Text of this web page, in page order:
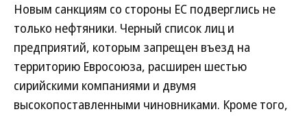
Новым санкциям со стороны ЕС подверглись не
только нефтяники. Черный список лиц и
предприятий, которым запрещен въезд на
территорию Евросоюза, расширен шестью
сирийскими компаниями и двумя
высокопоставленными чиновниками. Кроме того,